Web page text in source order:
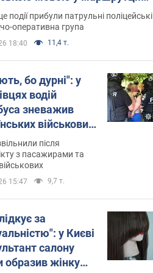
склала адмінпротокол.
події прибули патрульні поліцейські
оперативна група
18:40 11,4 т.
бо дурні": у
водій
зневажив
військових
Відео
після
з пасажирами та
15:47 9,7 т.
за
у Києві
салону
образив жінку